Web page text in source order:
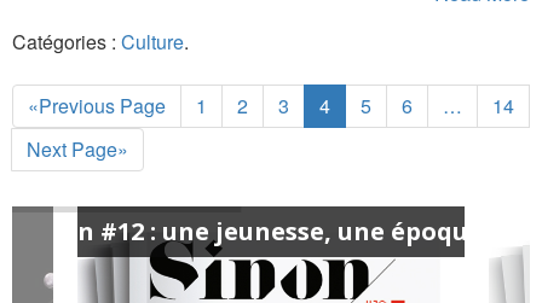
Catégories : Culture.
«Previous Page 1 2 3 4 5 6 …
14
Next Page»
Sinon #12 : une jeunesse, une époque #3